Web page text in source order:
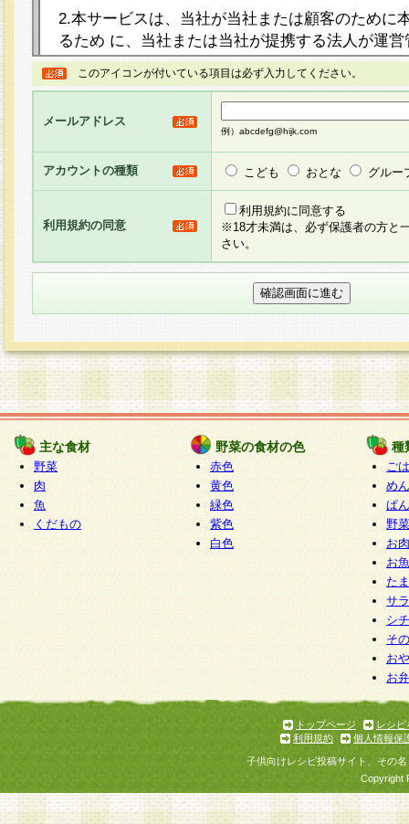
2.本サービスは、当社が当社または顧客のために
るため に、当社または当社が提携する法人が運
ト（以下「本サイト」といいます。）上に本サー
ージを設け、会員がアンケー ト調査に回答する
し、その結果を当社が集計・分析その他の利用を
るものです。なお、本サービスは、それぞれの目
員に対して本サービスの依頼を行うこともあり、
た全ての会員に対して本サービスの依頼をすると
りま す。
3.当社は、会員の事前の承諾を得ることなく、当
方 法・手段にて、本規約を任意に制定、変更ま
きるものとします。改定後の本規約等は、本規約
に掲示したときに、その 他の諸規定については
てその効力を生じるものとします。
4.本規約は、会員登録希望者による会員登録手続
の当社による会員登録の承認が完了した時点で会
たものとみなされ、会員に対して適用されるもの
5.当社がお聞きする個人情報は、すべて会員登録
で提 供いただいたものと考えております。従っ
自らの個人情報の提供を希望されない場合には、
をお預かりいたしません が、提供されないこと
商品やサービス等をご利用いただけない場合があ
了承ください。
6.当社は、お客様から当社が保有している個人情
加・ 利用停止等を求められた場合には、ご本人
て確認できた場合に限り、法令に準拠して合理的
いただきます。なお、開示 請求等の請求先は個
ります。
1.会員とは、本規約等を承諾のうえ、当社所定の
了し、当社が承認した者、グループとします。な
が以下に該当する場合は会員登録をすることがで
このアイコンが付いている項目は必ず入力してください。
メールアドレス
例）abcdefg@hijk.com
アカウントの種類 こども おとな グルー
利用規約の同意
利用規約に同意する
※18才未満は、必ず保護者の方と
さい。
主な食材
野菜
肉
魚
くだもの
野菜の食材の色
赤色
黄色
緑色
紫色
白色
種
ご
めん
ぱん
野
お
お
た
サ
シ
そ
お
お
トップページ
レシピ
利用規約
個人情報保
子供向けレシピ投稿サイト、その
Copyright